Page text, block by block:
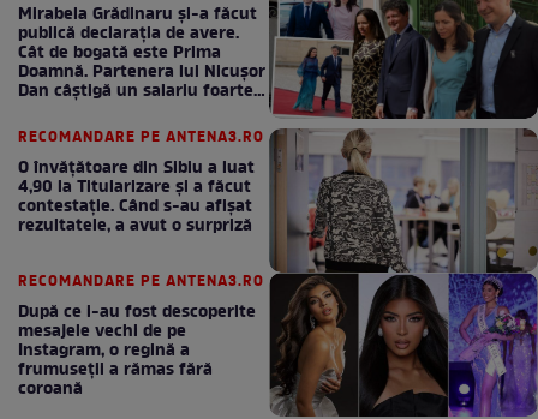
Mirabela Grădinaru și-a făcut
publică declarația de avere.
Cât de bogată este Prima
Doamnă. Partenera lui Nicușor
Dan câștigă un salariu foarte
RECOMANDARE PE ANTENA3.RO
O învățătoare din Sibiu a luat
4,90 la Titularizare și a făcut
contestație. Când s-au afișat
rezultatele, a avut o surpriză
RECOMANDARE PE ANTENA3.RO
După ce i-au fost descoperite
mesajele vechi de pe
Instagram, o regină a
frumuseții a rămas fără
coroană